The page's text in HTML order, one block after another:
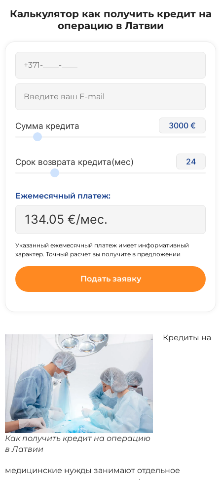
Калькулятор как получить кредит на
операцию в Латвии
Сумма кредита 3000
Срок возврата кредита(мес) 24
Ежемесячный платеж:
134.05 €/мес.
Указанный ежемесячный платеж имеет информативный
характер. Точный расчет вы получите в предложении
Подать заявку
Как получить кредит на операцию
в Латвии
Кредиты на
медицинские нужды занимают отдельное